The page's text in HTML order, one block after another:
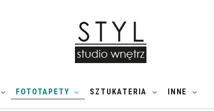
FOTOTAPETY SZTUKATERIA INNE